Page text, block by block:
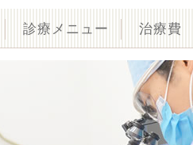
診療メニュー 治療費